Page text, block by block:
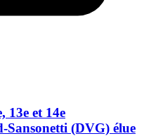
13e et 14e
(DVG) élue